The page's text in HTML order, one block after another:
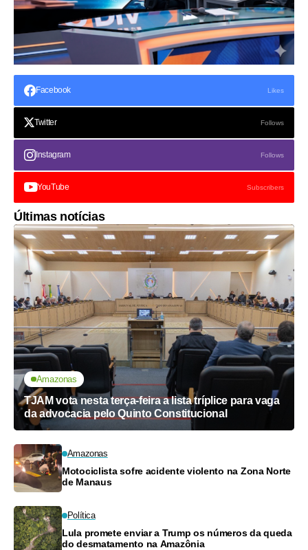
Facebook Likes
Twitter Follows
Instagram Follows
YouTube Subscribers
Últimas notícias
Amazonas
TJAM vota nesta terça-feira a lista tríplice para vaga
da advocacia pelo Quinto Constitucional
Amazonas
Motociclista sofre acidente violento na Zona Norte
de Manaus
Política
Lula promete enviar a Trump os números da queda
do desmatamento na Amazônia